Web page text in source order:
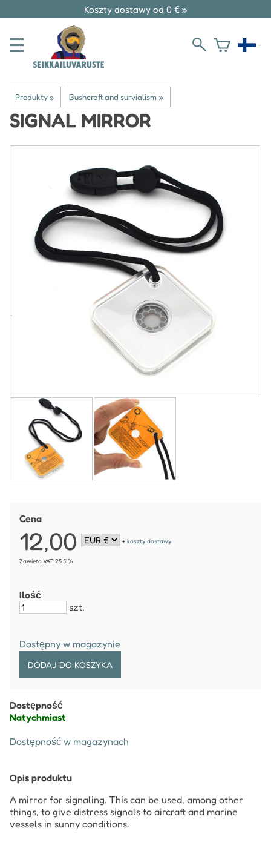
Koszty dostawy od 0 € »
Produkty‪» Bushcraft and survialism ‪»
SIGNAL MIRROR
Cena
12,00 +koszty dostawy
Zawiera VAT 25.5 %
Ilość
szt.
Dostępny w magazynie
Dostępność
Natychmiast
Dostępność w magazynach
Opis produktu
A mirror for signaling. This can be used, among other
things, to give distress signals to aircraft and marine
vessels in sunny conditions.